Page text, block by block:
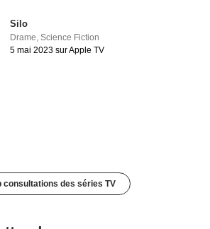
Silo
Drame,Science Fiction
5 mai 2023 sur Apple TV
consultations des séries TV